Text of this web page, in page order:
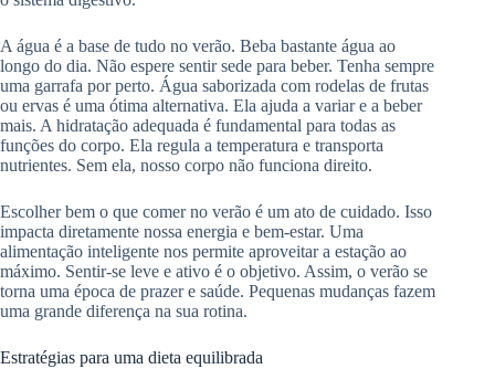
A água é a base de tudo no verão. Beba bastante água ao
longo do dia. Não espere sentir sede para beber. Tenha sempre
uma garrafa por perto. Água saborizada com rodelas de frutas
ou ervas é uma ótima alternativa. Ela ajuda a variar e a beber
mais. A hidratação adequada é fundamental para todas as
funções do corpo. Ela regula a temperatura e transporta
nutrientes. Sem ela, nosso corpo não funciona direito.
Escolher bem o que comer no verão é um ato de cuidado. Isso
impacta diretamente nossa energia e bem-estar. Uma
alimentação inteligente nos permite aproveitar a estação ao
máximo. Sentir-se leve e ativo é o objetivo. Assim, o verão se
torna uma época de prazer e saúde. Pequenas mudanças fazem
uma grande diferença na sua rotina.
Estratégias para uma dieta equilibrada